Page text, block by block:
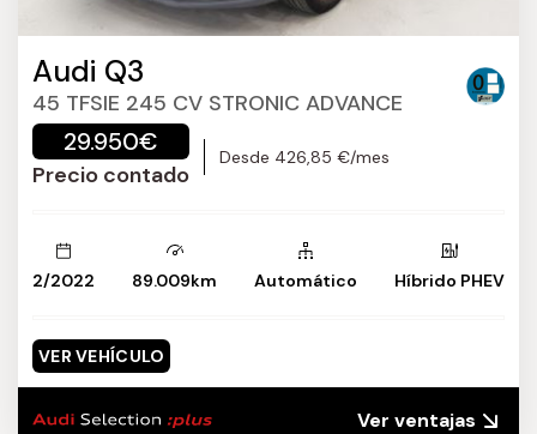
Audi Q3
45 TFSIE 245 CV STRONIC ADVANCE
29.950€
Precio contado
Desde 426,85 €/mes
2/2022 89.009km Automático Híbrido PHEV
VER VEHÍCULO
Ver ventajas